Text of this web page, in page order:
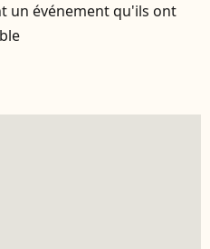
un événement qu'ils ont